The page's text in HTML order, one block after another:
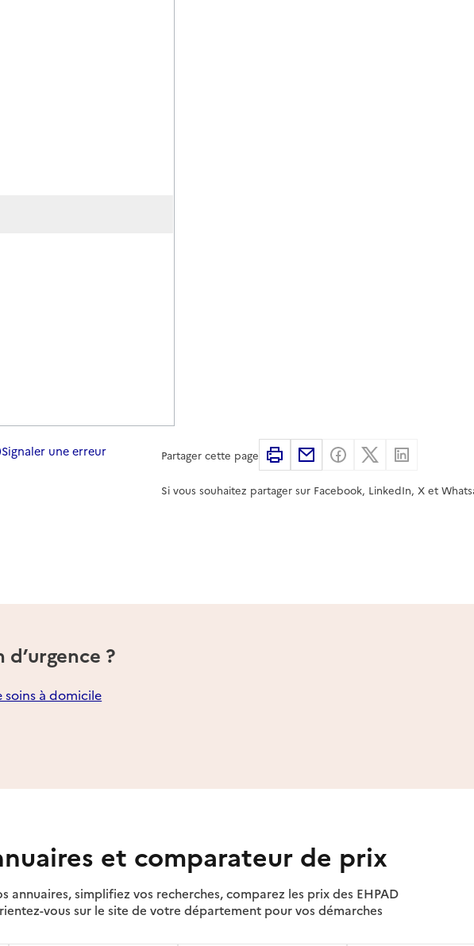
Signaler une erreur Partager cette page ImprimerPartager par email
Partager sur Facebook
Partager sur X
Si vous souhaitez partager sur Facebook, LinkedIn, X et
?
soins à domicile
et comparateur de prix
annuaires, simplifiez vos recherches, comparez les prix des EHPAD
vous sur le site de votre département pour vos démarches